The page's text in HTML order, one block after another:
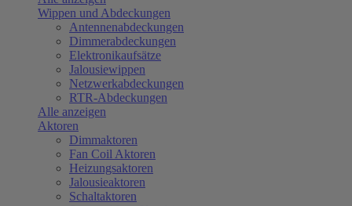
Wippen und Abdeckungen
Antennenabdeckungen
Dimmerabdeckungen
Elektronikaufsätze
Jalousiewippen
Netzwerkabdeckungen
RTR-Abdeckungen
Alle anzeigen
Aktoren
Dimmaktoren
Fan Coil Aktoren
Heizungsaktoren
Jalousieaktoren
Schaltaktoren